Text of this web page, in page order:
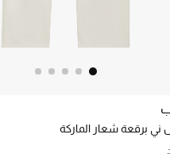
برقعة شعار الماركة